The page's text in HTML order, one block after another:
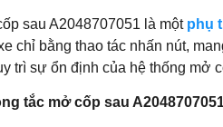
sau A2048707051 là một phụ
chỉ bằng thao tác nhấn nút,
trì sự ổn định của hệ thống mở
tắc mở cốp sau